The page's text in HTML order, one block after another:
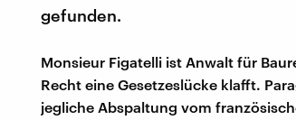
gefunden.
Monsieur Figatelli ist Anwalt für
Recht eine Gesetzeslücke klafft.
jegliche Abspaltung vom